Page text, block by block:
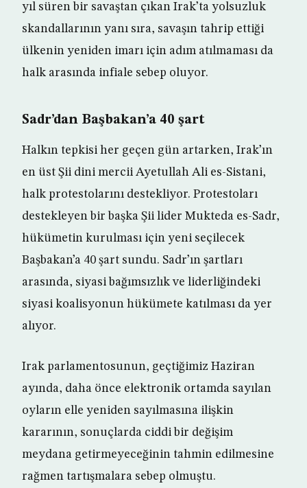
yıl süren bir savaştan çıkan Irak’ta yolsuzluk
skandallarının yanı sıra, savaşın tahrip ettiği
ülkenin yeniden imarı için adım atılmaması da
halk arasında infiale sebep oluyor.
Sadr’dan Başbakan’a 40 şart
Halkın tepkisi her geçen gün artarken, Irak’ın
en üst Şii dini mercii Ayetullah Ali es-Sistani,
halk protestolarını destekliyor. Protestoları
destekleyen bir başka Şii lider Mukteda es-Sadr,
hükümetin kurulması için yeni seçilecek
Başbakan’a 40 şart sundu. Sadr’ın şartları
arasında, siyasi bağımsızlık ve liderliğindeki
siyasi koalisyonun hükümete katılması da yer
alıyor.
Irak parlamentosunun, geçtiğimiz Haziran
ayında, daha önce elektronik ortamda sayılan
oyların elle yeniden sayılmasına ilişkin
kararının, sonuçlarda ciddi bir değişim
meydana getirmeyeceğinin tahmin edilmesine
rağmen tartışmalara sebep olmuştu.